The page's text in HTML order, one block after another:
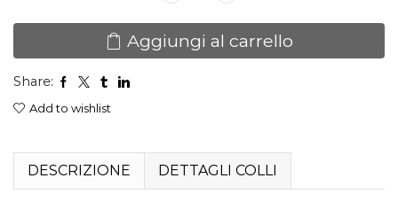
Basic
quantità
Aggiungi al carrello
Share:
Add to wishlist
DESCRIZIONE DETTAGLI COLLI